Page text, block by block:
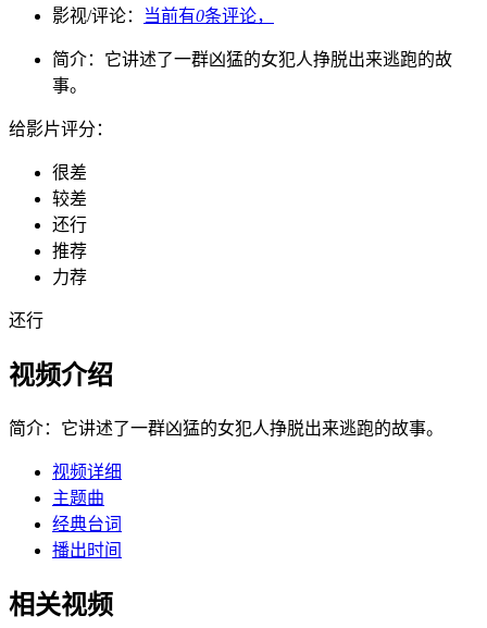
影视/评论：
当前有0条评论，
简介： 它讲述了一群凶猛的女犯人挣脱出来逃跑的故
事。
给影片评分：
很差
较差
还行
推荐
力荐
还行
视频介绍
简介： 它讲述了一群凶猛的女犯人挣脱出来逃跑的故事。
视频详细
主题曲
经典台词
播出时间
相关视频